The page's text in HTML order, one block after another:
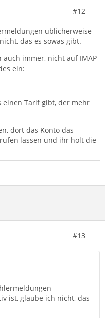
#12
üblicherweise
das es sowas gibt.
auch immer, nicht auf IMAP
ein:
einen Tarif gibt, der mehr
dort das Konto das
lassen und ihr holt die
#13
ist, glaube ich nicht, das